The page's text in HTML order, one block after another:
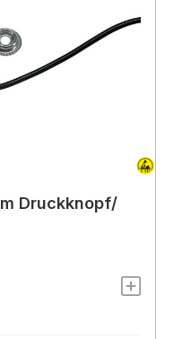
Druckknopf/